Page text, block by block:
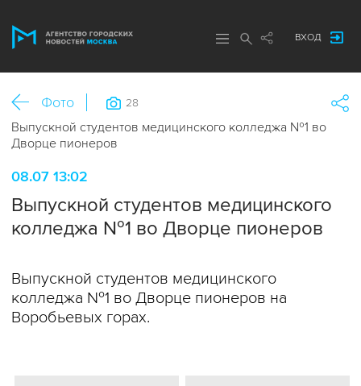
ВХОД
Фото
Выпускной студентов медицинского колледжа №1 во
Дворце пионеров
28
08.07 13:02
Выпускной студентов медицинского
колледжа №1 во Дворце пионеров
Выпускной студентов медицинского
колледжа №1 во Дворце пионеров на
Воробьевых горах.